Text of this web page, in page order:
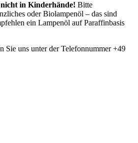
in Kinderhände! Bitte
oder Biolampenöl – das sind
ein Lampenöl auf Paraffinbasis
Sie uns unter der Telefonnummer +49